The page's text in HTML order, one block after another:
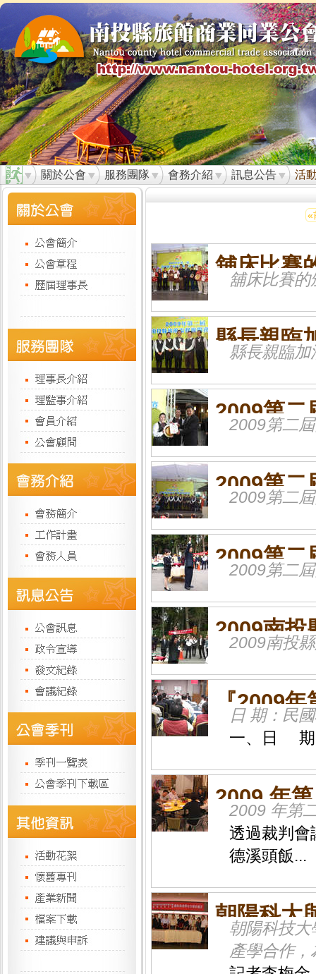
關於公會 服務團隊 會務介紹 訊息公告 活
«
舖床比賽
舖床比賽
縣長親臨
縣長親臨加
2009第二
1-5名
2009第二
2009第二
2009第二
2009第二
2009第二
2009南投
2009南投
『2009
隊會議
日 期：民
一、日 期
2009 年
議
2009 年第
透過裁判會
德溪頭飯...
朝陽科大
朝陽科技大
產學合作